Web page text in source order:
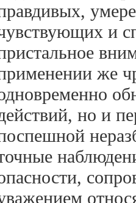
и
же
но и